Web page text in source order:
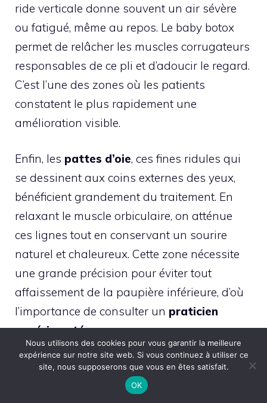
ride verticale donne souvent un air sévère
ou fatigué, même au repos. Le baby botox
permet de relâcher les muscles corrugateurs
responsables de ce pli et d’adoucir le regard.
C’est l’une des zones où les patients
constatent le plus rapidement une
amélioration visible.
Enfin, les pattes d’oie, ces fines ridules qui
se dessinent aux coins externes des yeux,
bénéficient grandement du traitement. En
relaxant le muscle orbiculaire, on atténue
ces lignes tout en conservant un sourire
naturel et chaleureux. Cette zone nécessite
une grande précision pour éviter tout
affaissement de la paupière inférieure, d’où
l’importance de consulter un praticien
expérimenté.
À qui s’adresse le baby
Nous utilisons des cookies pour vous garantir la meilleure
expérience sur notre site web. Si vous continuez à utiliser ce
site, nous supposerons que vous en êtes satisfait.
OK